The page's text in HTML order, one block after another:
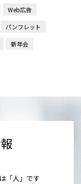
Web広告
パンフレット
新年会
「人」です